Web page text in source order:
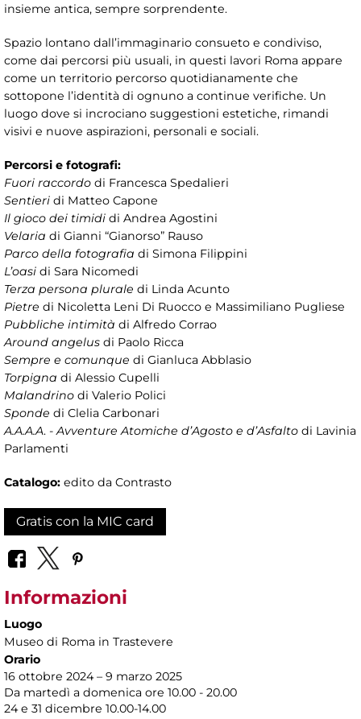
insieme antica, sempre sorprendente.
Spazio lontano dall’immaginario consueto e condiviso,
come dai percorsi più usuali, in questi lavori Roma appare
come un territorio percorso quotidianamente che
sottopone l’identità di ognuno a continue verifiche. Un
luogo dove si incrociano suggestioni estetiche, rimandi
visivi e nuove aspirazioni, personali e sociali.
Percorsi e fotografi:
Fuori raccordo di Francesca Spedalieri
Sentieri di Matteo Capone
Il gioco dei timidi di Andrea Agostini
Velaria di Gianni “Gianorso” Rauso
Parco della fotografia di Simona Filippini
L’oasi di Sara Nicomedi
Terza persona plurale di Linda Acunto
Pietre di Nicoletta Leni Di Ruocco e Massimiliano Pugliese
Pubbliche intimità di Alfredo Corrao
Around angelus di Paolo Ricca
Sempre e comunque di Gianluca Abblasio
Torpigna di Alessio Cupelli
Malandrino di Valerio Polici
Sponde di Clelia Carbonari
A.A.A.A. -Avventure Atomiche d’Agosto e d’Asfalto di Lavinia
Parlamenti
Catalogo: edito da Contrasto
Gratis con la MIC card
Informazioni
Luogo
Museo di Roma in Trastevere
Orario
16 ottobre 2024 – 9 marzo 2025
Da martedì a domenica ore 10.00 - 20.00
24 e 31 dicembre 10.00-14.00